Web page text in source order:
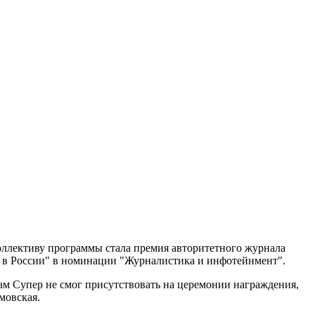
программы стала премия авторитетного журнала
в России" в номинации "Журналистика и инфотейнмент".
Супер не смог присутствовать на церемонии награждения,